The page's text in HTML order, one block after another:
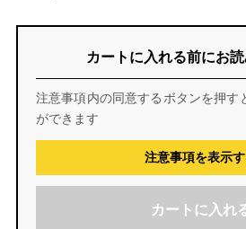
カートに入れる前にお
注意事項内の同意するボタンを押す
ができます
注意事項を表示
カートに入れ